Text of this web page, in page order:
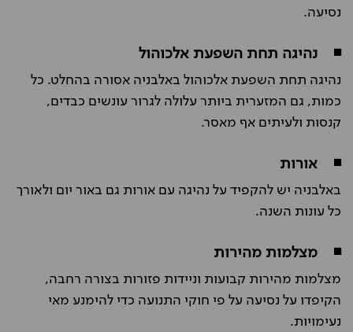
נסיעה.
◾ נהיגה תחת השפעת אלכוהול
נהיגה תחת השפעת אלכוהול באלבניה אסורה בהחלט. כל
כמות, גם המזערית ביותר עלולה לגרור עונשים כבדים,
קנסות ולעיתים אף מאסר.
◾ אורות
באלבניה יש להקפיד על נהיגה עם אורות גם באור יום ולאורך
כל עונות השנה.
◾ מצלמות מהירות
מצלמות מהירות קבועות וניידות פזורות בצורה רחבה,
הקיפדו על נסיעה על פי חוקי התנועה כדי להימנע מאי
נעימויות.